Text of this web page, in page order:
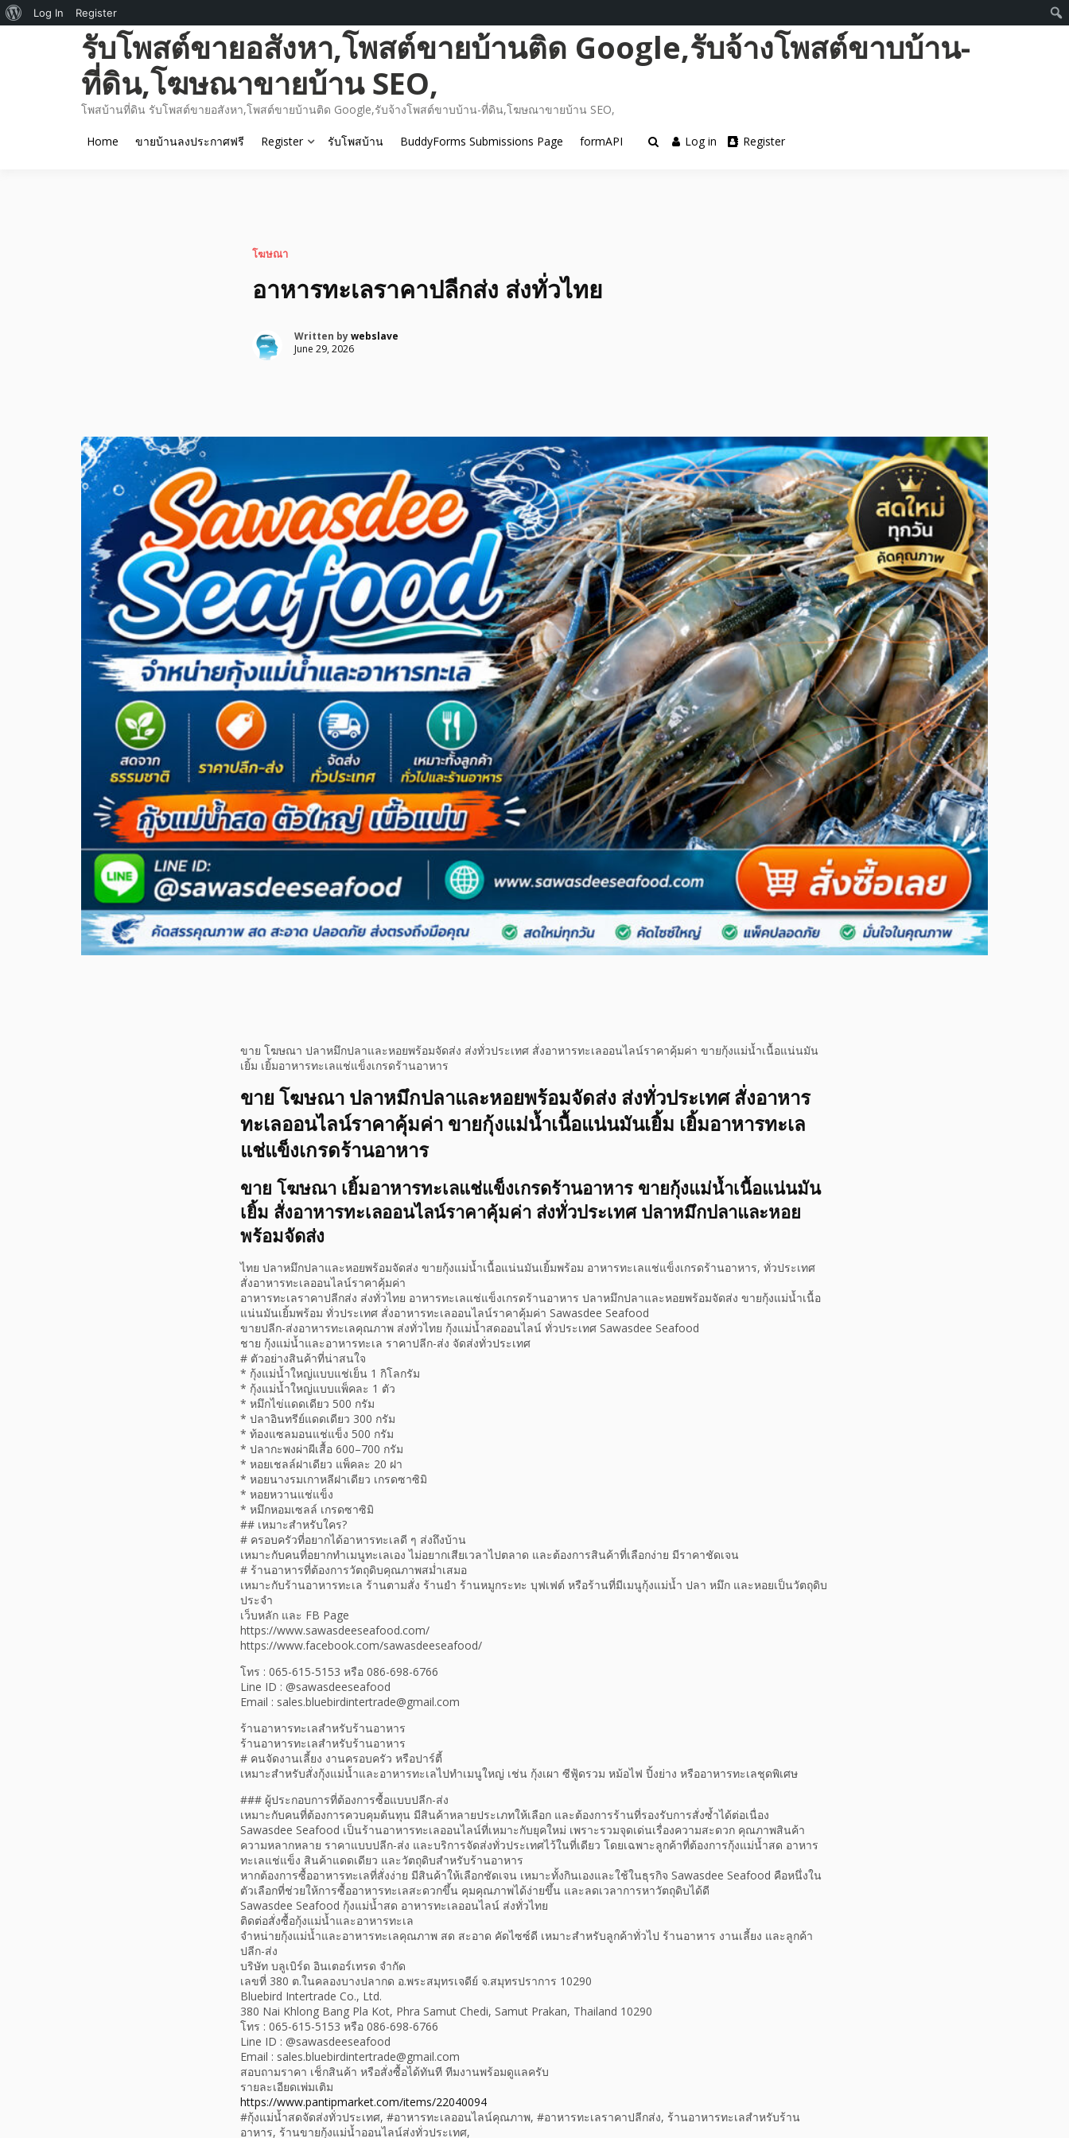
รับโพสต์ขายอสังหา,โพสต์ขายบ้านติด Google,รับจ้างโพสต์ขาบบ้าน-
ที่ดิน,โฆษณาขายบ้าน SEO,
โพสบ้านที่ดิน รับโพสต์ขายอสังหา,โพสต์ขายบ้านติด Google,รับจ้างโพสต์ขาบบ้าน-ที่ดิน,โฆษณาขายบ้าน SEO,
Home ขายบ้านลงประกาศฟรี Register รับโพสบ้าน BuddyForms Submissions Page formAPI Log in Register
โฆษณา
อาหารทะเลราคาปลีกส่ง ส่งทั่วไทย
Written bywebslave
June 29, 2026
ขาย โฆษณา ปลาหมึกปลาและหอยพร้อมจัดส่ง ส่งทั่วประเทศ สั่งอาหารทะเลออนไลน์ราคาคุ้มค่า ขายกุ้งแม่น้ำเนื้อแน่นมัน
เยิ้ม เยิ้มอาหารทะเลแช่แข็งเกรดร้านอาหาร
ขาย โฆษณา ปลาหมึกปลาและหอยพร้อมจัดส่ง ส่งทั่วประเทศ สั่งอาหาร
ทะเลออนไลน์ราคาคุ้มค่า ขายกุ้งแม่น้ำเนื้อแน่นมันเยิ้ม เยิ้มอาหารทะเล
แช่แข็งเกรดร้านอาหาร
ขาย โฆษณา เยิ้มอาหารทะเลแช่แข็งเกรดร้านอาหาร ขายกุ้งแม่น้ำเนื้อแน่นมัน
เยิ้ม สั่งอาหารทะเลออนไลน์ราคาคุ้มค่า ส่งทั่วประเทศ ปลาหมึกปลาและหอย
พร้อมจัดส่ง
ไทย ปลาหมึกปลาและหอยพร้อมจัดส่ง ขายกุ้งแม่น้ำเนื้อแน่นมันเยิ้มพร้อม อาหารทะเลแช่แข็งเกรดร้านอาหาร, ทั่วประเทศ
สั่งอาหารทะเลออนไลน์ราคาคุ้มค่า
อาหารทะเลราคาปลีกส่ง ส่งทั่วไทย อาหารทะเลแช่แข็งเกรดร้านอาหาร ปลาหมึกปลาและหอยพร้อมจัดส่ง ขายกุ้งแม่น้ำเนื้อ
แน่นมันเยิ้มพร้อม ทั่วประเทศ สั่งอาหารทะเลออนไลน์ราคาคุ้มค่า Sawasdee Seafood
ขายปลีก-ส่งอาหารทะเลคุณภาพ ส่งทั่วไทย กุ้งแม่น้ำสดออนไลน์ ทั่วประเทศ Sawasdee Seafood
ชาย กุ้งแม่น้ำและอาหารทะเล ราคาปลีก-ส่ง จัดส่งทั่วประเทศ
# ตัวอย่างสินค้าที่น่าสนใจ
* กุ้งแม่น้ำใหญ่แบบแช่เย็น 1 กิโลกรัม
* กุ้งแม่น้ำใหญ่แบบแพ็คละ 1 ตัว
* หมึกไข่แดดเดียว 500 กรัม
* ปลาอินทรีย์แดดเดียว 300 กรัม
* ท้องแซลมอนแช่แข็ง 500 กรัม
* ปลากะพงผ่าผีเสื้อ 600–700 กรัม
* หอยเชลล์ฝาเดียว แพ็คละ 20 ฝา
* หอยนางรมเกาหลีฝาเดียว เกรดซาซิมิ
* หอยหวานแช่แข็ง
* หมึกหอมเซลล์ เกรดซาซิมิ
## เหมาะสำหรับใคร?
# ครอบครัวที่อยากได้อาหารทะเลดี ๆ ส่งถึงบ้าน
เหมาะกับคนที่อยากทำเมนูทะเลเอง ไม่อยากเสียเวลาไปตลาด และต้องการสินค้าที่เลือกง่าย มีราคาชัดเจน
# ร้านอาหารที่ต้องการวัตถุดิบคุณภาพสม่ำเสมอ
เหมาะกับร้านอาหารทะเล ร้านตามสั่ง ร้านยำ ร้านหมูกระทะ บุฟเฟต์ หรือร้านที่มีเมนูกุ้งแม่น้ำ ปลา หมึก และหอยเป็นวัตถุดิบ
ประจำ
เว็บหลัก และ FB Page
https://www.sawasdeeseafood.com/
https://www.facebook.com/sawasdeeseafood/
โทร : 065-615-5153 หรือ 086-698-6766
Line ID : @sawasdeeseafood
Email : sales.bluebirdintertrade@gmail.com
ร้านอาหารทะเลสำหรับร้านอาหาร
ร้านอาหารทะเลสำหรับร้านอาหาร
# คนจัดงานเลี้ยง งานครอบครัว หรือปาร์ตี้
เหมาะสำหรับสั่งกุ้งแม่น้ำและอาหารทะเลไปทำเมนูใหญ่ เช่น กุ้งเผา ซีฟู้ดรวม หม้อไฟ ปิ้งย่าง หรืออาหารทะเลชุดพิเศษ
### ผู้ประกอบการที่ต้องการซื้อแบบปลีก-ส่ง
เหมาะกับคนที่ต้องการควบคุมต้นทุน มีสินค้าหลายประเภทให้เลือก และต้องการร้านที่รองรับการสั่งซ้ำได้ต่อเนื่อง
Sawasdee Seafood เป็นร้านอาหารทะเลออนไลน์ที่เหมาะกับยุคใหม่ เพราะรวมจุดเด่นเรื่องความสะดวก คุณภาพสินค้า
ความหลากหลาย ราคาแบบปลีก-ส่ง และบริการจัดส่งทั่วประเทศไว้ในที่เดียว โดยเฉพาะลูกค้าที่ต้องการกุ้งแม่น้ำสด อาหาร
ทะเลแช่แข็ง สินค้าแดดเดียว และวัตถุดิบสำหรับร้านอาหาร
หากต้องการซื้ออาหารทะเลที่สั่งง่าย มีสินค้าให้เลือกชัดเจน เหมาะทั้งกินเองและใช้ในธุรกิจ Sawasdee Seafood คือหนึ่งใน
ตัวเลือกที่ช่วยให้การซื้ออาหารทะเลสะดวกขึ้น คุมคุณภาพได้ง่ายขึ้น และลดเวลาการหาวัตถุดิบได้ดี
Sawasdee Seafood กุ้งแม่น้ำสด อาหารทะเลออนไลน์ ส่งทั่วไทย
ติดต่อสั่งซื้อกุ้งแม่น้ำและอาหารทะเล
จำหน่ายกุ้งแม่น้ำและอาหารทะเลคุณภาพ สด สะอาด คัดไซซ์ดี เหมาะสำหรับลูกค้าทั่วไป ร้านอาหาร งานเลี้ยง และลูกค้า
ปลีก-ส่ง
บริษัท บลูเบิร์ด อินเตอร์เทรด จำกัด
เลขที่ 380 ต.ในคลองบางปลากด อ.พระสมุทรเจดีย์ จ.สมุทรปราการ 10290
Bluebird Intertrade Co., Ltd.
380 Nai Khlong Bang Pla Kot, Phra Samut Chedi, Samut Prakan, Thailand 10290
โทร : 065-615-5153 หรือ 086-698-6766
Line ID : @sawasdeeseafood
Email : sales.bluebirdintertrade@gmail.com
สอบถามราคา เช็กสินค้า หรือสั่งซื้อได้ทันที ทีมงานพร้อมดูแลครับ
รายละเอียดเพ่มเติม
https://www.pantipmarket.com/items/22040094
#กุ้งแม่น้ำสดจัดส่งทั่วประเทศ, #อาหารทะเลออนไลน์คุณภาพ, #อาหารทะเลราคาปลีกส่ง, ร้านอาหารทะเลสำหรับร้าน
อาหาร, ร้านขายกุ้งแม่น้ำออนไลน์ส่งทั่วประเทศ,
About
Log In Register